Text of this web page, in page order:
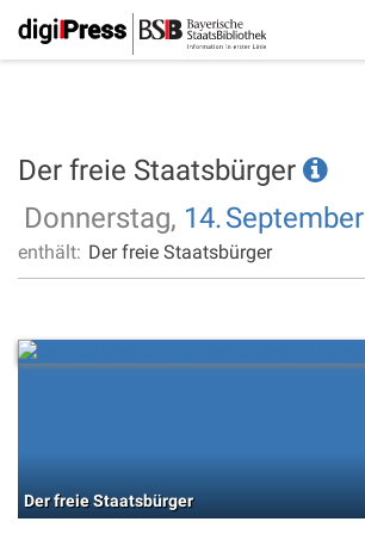
Der freie Staatsbürger
Donnerstag, 14.September
enthält: Der freie Staatsbürger
Der freie Staatsbürger